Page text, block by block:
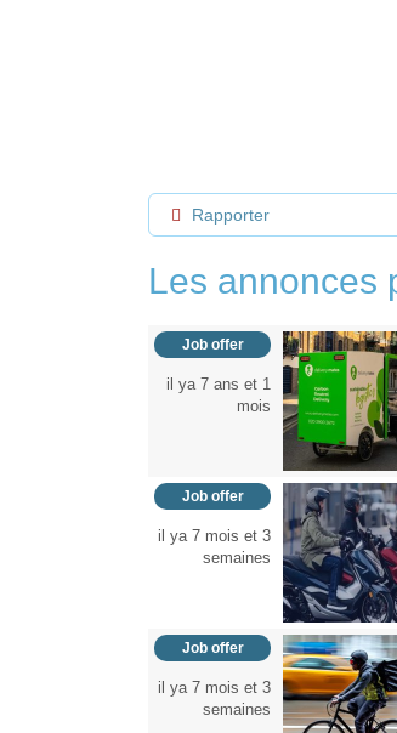
Rapporter
Les annonces
Job offer
il ya 7 ans et 1
mois
Job offer
il ya 7 mois et 3
semaines
Job offer
il ya 7 mois et 3
semaines